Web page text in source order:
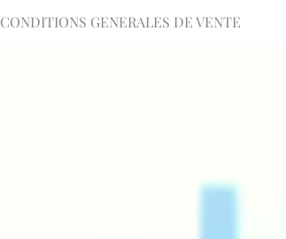
CONDITIONS GENERALES DE VENTE